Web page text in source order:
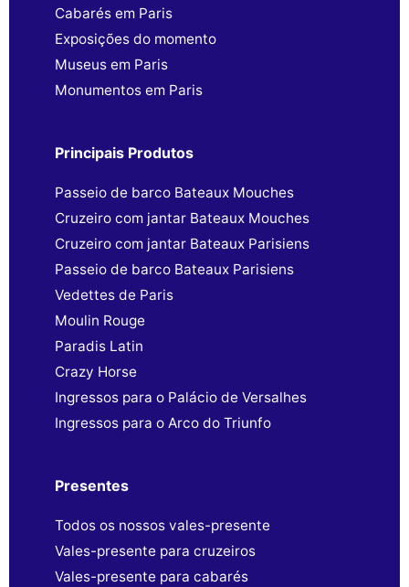
Cabarés em Paris
Exposições do momento
Museus em Paris
Monumentos em Paris
Principais Produtos
Passeio de barco Bateaux Mouches
Cruzeiro com jantar Bateaux Mouches
Cruzeiro com jantar Bateaux Parisiens
Passeio de barco Bateaux Parisiens
Vedettes de Paris
Moulin Rouge
Paradis Latin
Crazy Horse
Ingressos para o Palácio de Versalhes
Ingressos para o Arco do Triunfo
Presentes
Todos os nossos vales-presente
Vales-presente para cruzeiros
Vales-presente para cabarés